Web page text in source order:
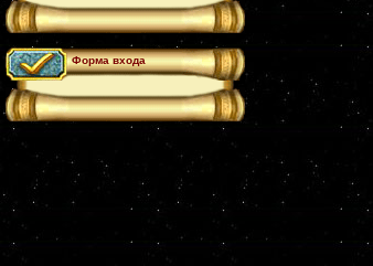
Форма входа